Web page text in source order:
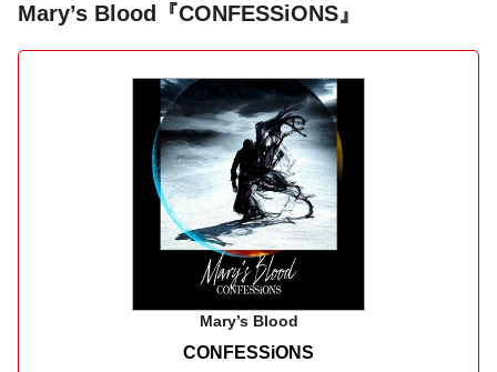
Mary’s Blood『CONFESSiONS』
Mary’s Blood
CONFESSiONS